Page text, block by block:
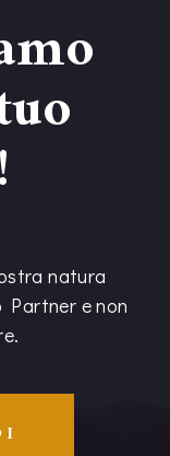
natura
Partner e non